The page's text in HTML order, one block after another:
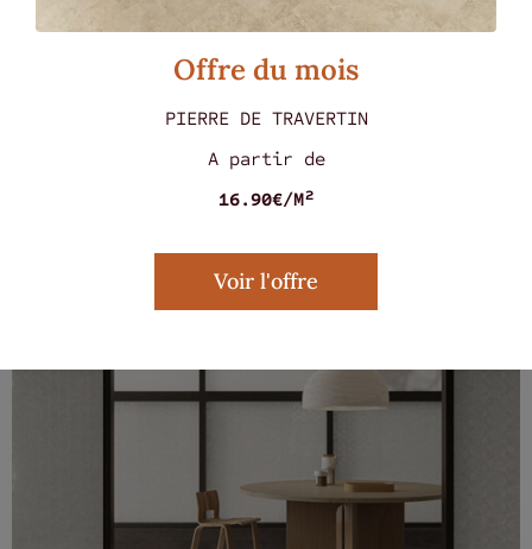
MARMOREA ROSSO 60 X 60
Offre du mois
PIERRE DE TRAVERTIN
A partir de
16.90€/M²
Voir l'offre